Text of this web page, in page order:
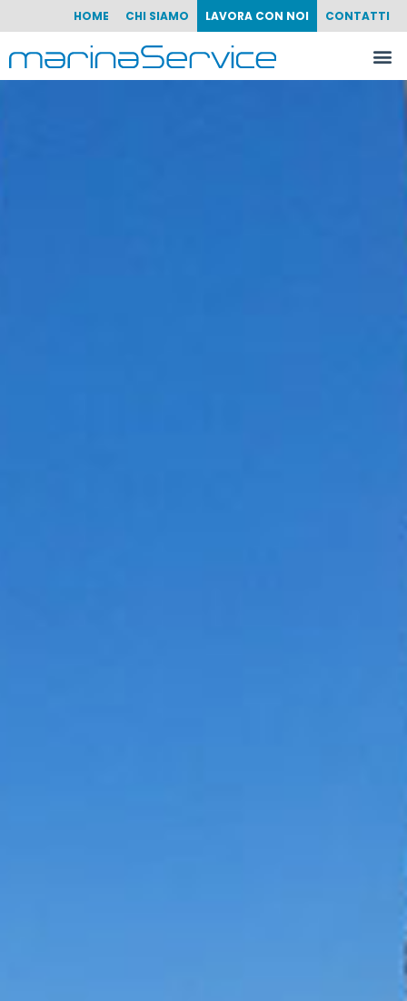
HOME CHI SIAMO LAVORA CON NOI CONTATTI